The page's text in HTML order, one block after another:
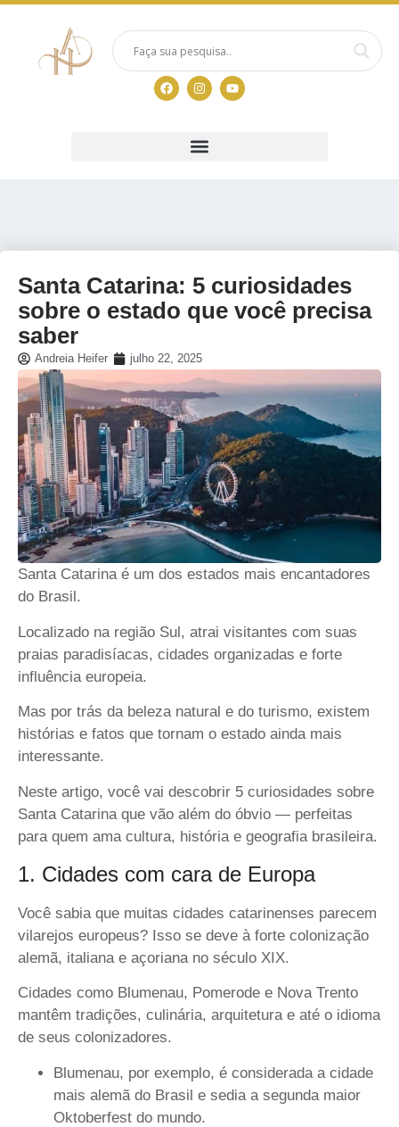
Santa Catarina: 5 curiosidades
sobre o estado que você precisa
saber
Andreia Heifer julho 22, 2025
Santa Catarinaé um dos estados mais encantadores
do Brasil.
Localizado na região Sul, atrai visitantes com suas
praias paradisíacas, cidades organizadas e forte
influência europeia.
Mas por trás da beleza natural e do turismo, existem
histórias e fatos que tornam o estado ainda mais
interessante.
Neste artigo, você vai descobrir 5 curiosidades sobre
Santa Catarina que vão além do óbvio — perfeitas
para quem ama cultura, história e geografia brasileira.
1. Cidades com cara de Europa
Você sabia que muitas cidades catarinenses parecem
vilarejos europeus? Isso se deve à forte colonização
alemã, italiana e açoriana no século XIX.
Cidades como Blumenau, Pomerode e Nova Trento
mantêm tradições, culinária, arquitetura e até o idioma
de seus colonizadores.
Blumenau, por exemplo, é considerada a cidade
mais alemã do Brasil e sedia a segunda maior
Oktoberfest do mundo.